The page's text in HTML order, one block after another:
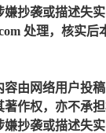
抄袭或描述失
处理，核实后
容由网络用户投
著作权，亦不承
抄袭或描述失